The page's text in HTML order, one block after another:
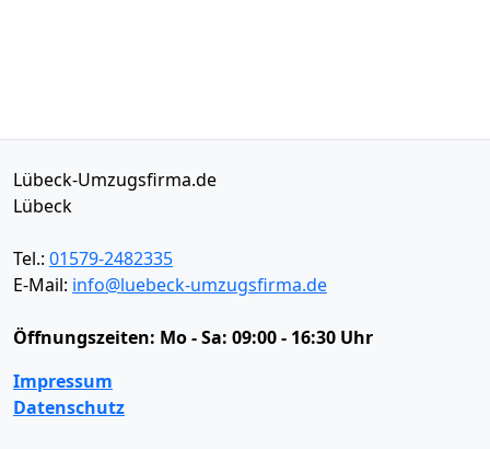
Lübeck-Umzugsfirma.de
Lübeck
Tel.: 01579-2482335
E-Mail: info@luebeck-umzugsfirma.de
Öffnungszeiten: Mo - Sa: 09:00 - 16:30 Uhr
Impressum
Datenschutz